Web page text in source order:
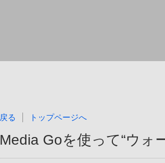
戻る トップページへ
Media Goを使って“ウォ